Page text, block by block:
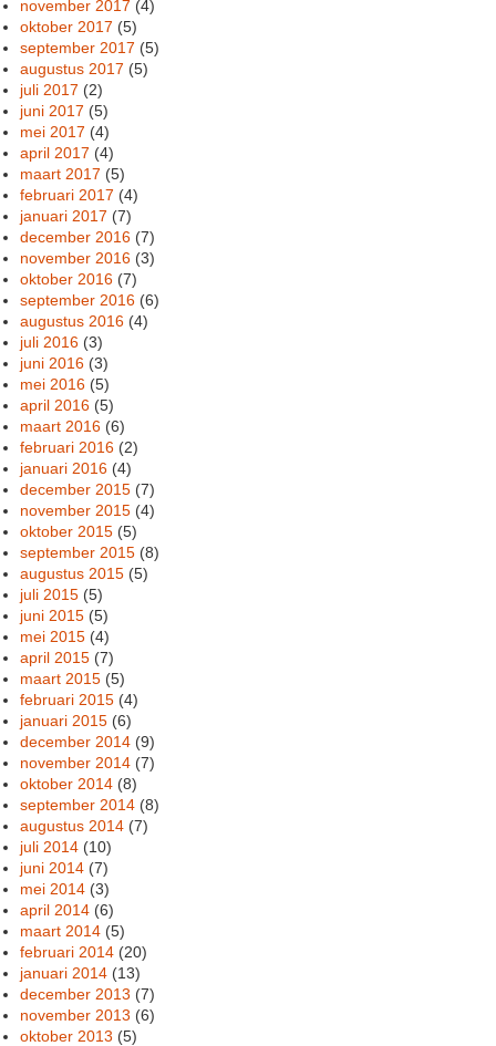
november 2017 (4)
oktober 2017 (5)
september 2017 (5)
augustus 2017 (5)
juli 2017 (2)
juni 2017 (5)
mei 2017 (4)
april 2017 (4)
maart 2017 (5)
februari 2017 (4)
januari 2017 (7)
december 2016 (7)
november 2016 (3)
oktober 2016 (7)
september 2016 (6)
augustus 2016 (4)
juli 2016 (3)
juni 2016 (3)
mei 2016 (5)
april 2016 (5)
maart 2016 (6)
februari 2016 (2)
januari 2016 (4)
december 2015 (7)
november 2015 (4)
oktober 2015 (5)
september 2015 (8)
augustus 2015 (5)
juli 2015 (5)
juni 2015 (5)
mei 2015 (4)
april 2015 (7)
maart 2015 (5)
februari 2015 (4)
januari 2015 (6)
december 2014 (9)
november 2014 (7)
oktober 2014 (8)
september 2014 (8)
augustus 2014 (7)
juli 2014 (10)
juni 2014 (7)
mei 2014 (3)
april 2014 (6)
maart 2014 (5)
februari 2014 (20)
januari 2014 (13)
december 2013 (7)
november 2013 (6)
oktober 2013 (5)